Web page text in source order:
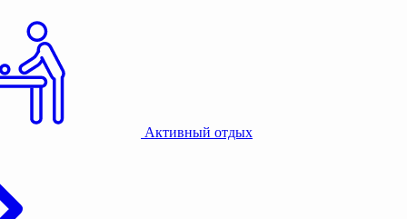
Активный отдых